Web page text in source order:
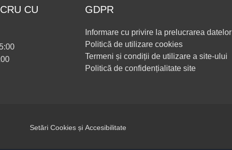
CU
GDPR
Informare cu privire la prelucrarea datelor
Politică de utilizare cookies
Termeni și condiții de utilizare a site-ului
Politică de confidențialitate site
Setări Cookies și Accesibilitate